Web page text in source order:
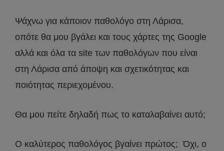
Ψάχνω για κάποιον παθολόγο στη Λάρισα,
οπότε θα μου βγάλει και τους χάρτες της Google
αλλά και όλα τα site των παθολόγων που είναι
στη Λάρισα από άποψη και σχετικότητας και
ποιότητας περιεχομένου.
Θα μου πείτε δηλαδή πως το καταλαβαίνει αυτό;
Ο καλύτερος παθολόγος βγαίνει πρώτος; Όχι, ο